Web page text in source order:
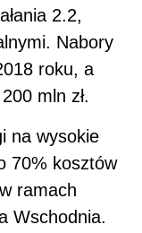
2.2,
Nabory
roku, a
mln zł.
na wysokie
70% kosztów
ramach
Wschodnia.